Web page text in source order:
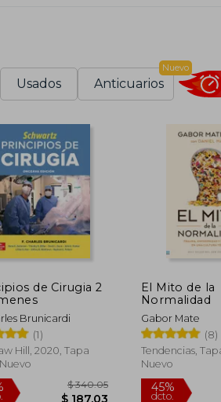
Usados Anticuarios
Nuevo
de Cirugia 2
Brunicardi
(1)
Hill, 2020, Tapa
El Mito de la
Normalidad
Gabor Mate
(8)
Tendencias,
Nuevo